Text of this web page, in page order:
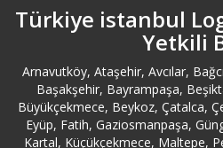
Türkiye istanbul
Yetkili
Arnavutköy, Ataşehir, Avcılar,
Başakşehir, Bayrampaşa,
Büyükçekmece, Beykoz, Çatalca,
Eyüp, Fatih, Gaziosmanpaşa,
Kartal, Küçükçekmece, Maltepe,